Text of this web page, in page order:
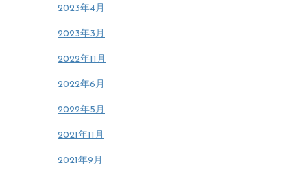
2023年4月
2023年3月
2022年11月
2022年6月
2022年5月
2021年11月
2021年9月